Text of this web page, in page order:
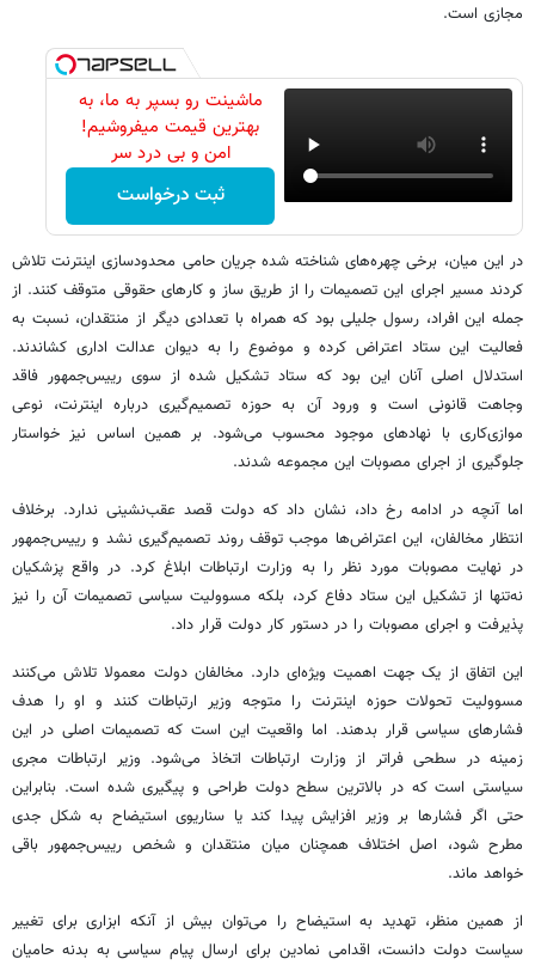
مجازی است.
ماشینت رو بسپر به ما، به
بهترین قیمت میفروشیم!
امن و بی درد سر
ثبت درخواست
در این میان، برخی چهره‌های شناخته ‌شده جریان حامی محدودسازی اینترنت تلاش
کردند مسیر اجرای این تصمیمات را از طریق ساز و کارهای حقوقی متوقف کنند. از
جمله این افراد، رسول جلیلی بود که همراه با تعدادی دیگر از منتقدان، نسبت به
فعالیت این ستاد اعتراض کرده و موضوع را به دیوان عدالت اداری کشاندند.
استدلال اصلی آنان این بود که ستاد تشکیل ‌شده از سوی رییس‌جمهور فاقد
وجاهت قانونی است و ورود آن به حوزه تصمیم‌گیری درباره اینترنت، نوعی
موازی‌کاری با نهادهای موجود محسوب می‌شود. بر همین اساس نیز خواستار
جلوگیری از اجرای مصوبات این مجموعه شدند.
اما آنچه در ادامه رخ داد، نشان داد که دولت قصد عقب‌نشینی ندارد. برخلاف
انتظار مخالفان، این اعتراض‌ها موجب توقف روند تصمیم‌گیری نشد و رییس‌جمهور
در نهایت مصوبات مورد نظر را به وزارت ارتباطات ابلاغ کرد. در واقع پزشکیان
نه‌تنها از تشکیل این ستاد دفاع کرد، بلکه مسوولیت سیاسی تصمیمات آن را نیز
پذیرفت و اجرای مصوبات را در دستور کار دولت قرار داد.
این اتفاق از یک جهت اهمیت ویژه‌ای دارد. مخالفان دولت معمولا تلاش می‌کنند
مسوولیت تحولات حوزه اینترنت را متوجه وزیر ارتباطات کنند و او را هدف
فشارهای سیاسی قرار بدهند. اما واقعیت این است که تصمیمات اصلی در این
زمینه در سطحی فراتر از وزارت ارتباطات اتخاذ می‌شود. وزیر ارتباطات مجری
سیاستی است که در بالاترین سطح دولت طراحی و پیگیری شده است. بنابراین
حتی اگر فشارها بر وزیر افزایش پیدا کند یا سناریوی استیضاح به شکل جدی
مطرح شود، اصل اختلاف همچنان میان منتقدان و شخص رییس‌جمهور باقی
خواهد ماند.
از همین منظر، تهدید به استیضاح را می‌توان بیش از آنکه ابزاری برای تغییر
سیاست دولت دانست، اقدامی نمادین برای ارسال پیام سیاسی به بدنه حامیان